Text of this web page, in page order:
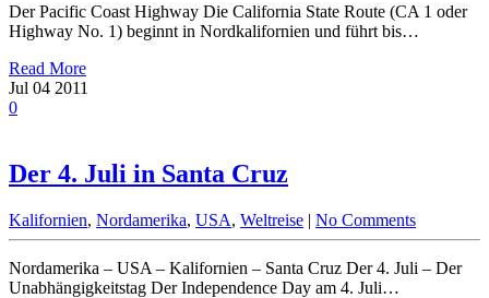
Der Pacific Coast Highway Die California State Route (CA 1 oder
Highway No. 1) beginnt in Nordkalifornien und führt bis…
Read More
Jul 04 2011
0
Der 4. Juli in Santa Cruz
Kalifornien, Nordamerika, USA, Weltreise | No Comments
Nordamerika – USA – Kalifornien – Santa Cruz Der 4. Juli – Der
Unabhängigkeitstag Der Independence Day am 4. Juli…